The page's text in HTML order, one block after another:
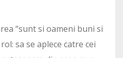
“sunt si oameni buni si
sa se aplece catre cei